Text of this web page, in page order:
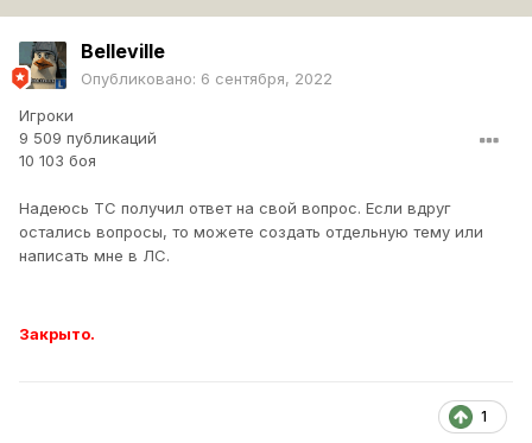
Belleville
Опубликовано: 6 сентября, 2022
Игроки
9 509 публикаций
10 103 боя
Надеюсь ТС получил ответ на свой вопрос. Если вдруг
остались вопросы, то можете создать отдельную тему или
написать мне в ЛС.
Закрыто.
1